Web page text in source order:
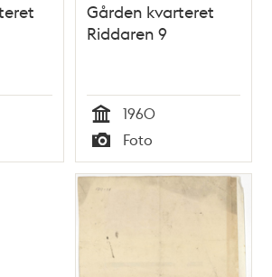
Gården kvarteret
Riddaren 9
Tid
1960
Typ
Foto